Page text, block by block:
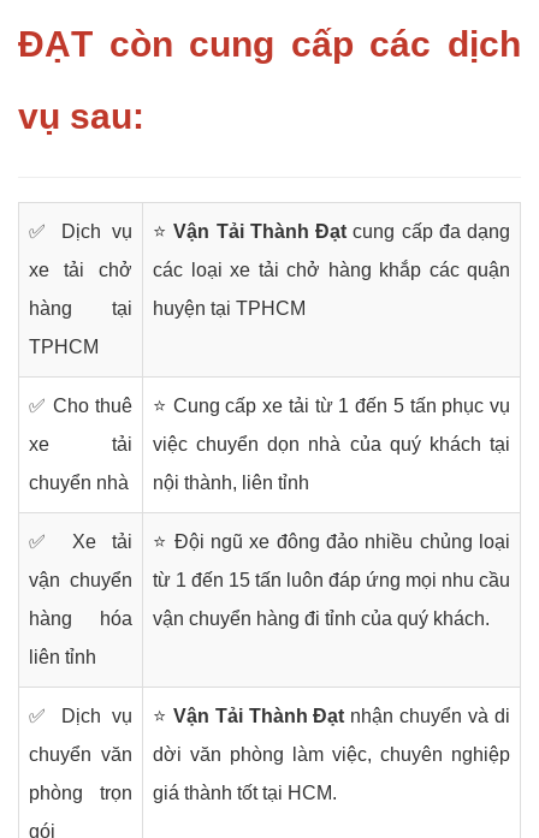
ĐẠT còn cung cấp các dịch
vụ sau:
✅ Dịch vụ
xe tải chở
hàng tại
TPHCM
⭐Vận Tải Thành Đạt cung cấp đa dạng
các loại xe tải chở hàng khắp các quận
huyện tại TPHCM
✅ Cho thuê
xe tải
chuyển nhà
⭐ Cung cấp xe tải từ 1 đến 5 tấn phục vụ
việc chuyển dọn nhà của quý khách tại
nội thành, liên tỉnh
✅ Xe tải
vận chuyển
hàng hóa
liên tỉnh
⭐ Đội ngũ xe đông đảo nhiều chủng loại
từ 1 đến 15 tấn luôn đáp ứng mọi nhu cầu
vận chuyển hàng đi tỉnh của quý khách.
✅ Dịch vụ
chuyển văn
phòng trọn
gói
⭐ Vận Tải Thành Đạt nhận chuyển và di
dời văn phòng làm việc, chuyên nghiệp
giá thành tốt tại HCM.